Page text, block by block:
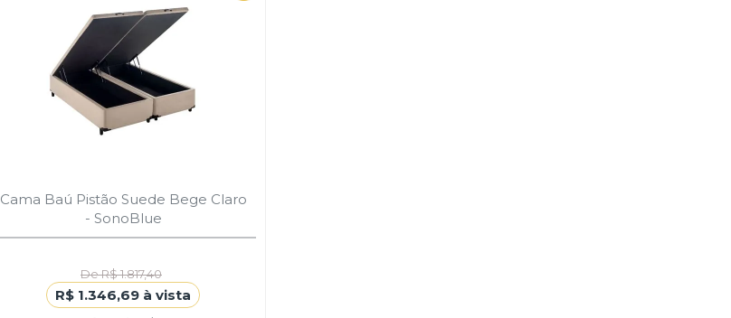
Cama Baú Pistão Suede Bege Claro
- SonoBlue
De R$ 1.817,40
R$ 1.346,69 à vista